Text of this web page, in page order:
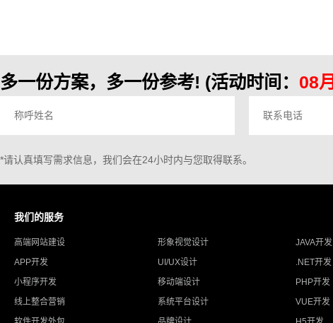
多一份方案，多一份参考! (活动时间： 08
*请认真填写需求信息，我们会在24小时内与您取得联系。
我们的服务
高端网站建设
APP开发
小程序开发
线上整合营销
形象视觉设计
UI/UX设计
移动端设计
系统平台设计
JAVA开发
.NET开发
PHP开发
VUE开发